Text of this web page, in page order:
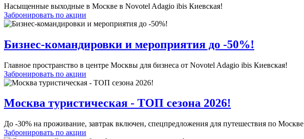
Насыщенные выходные в Москве в Novotel Adagio ibis Киевская!
Забронировать по акции
Бизнес-командировки и мероприятия до -50%!
Главное пространство в центре Москвы для бизнеса от Novotel Adagio ibis Киевская!
Забронировать по акции
Москва туристическая - ТОП сезона 2026!
До -30% на проживание, завтрак включен, спецпредложения для путешествия по Москве
Забронировать по акции